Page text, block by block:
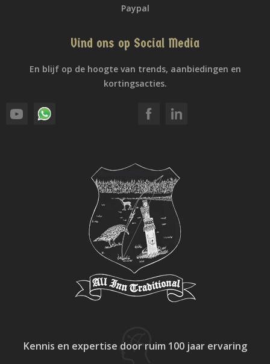
Paypal
Vind ons op Social Media
En blijf op de hoogte van trends, aanbiedingen en
kortingsacties.
Kennis en expertise door ruim 100 jaar ervaring